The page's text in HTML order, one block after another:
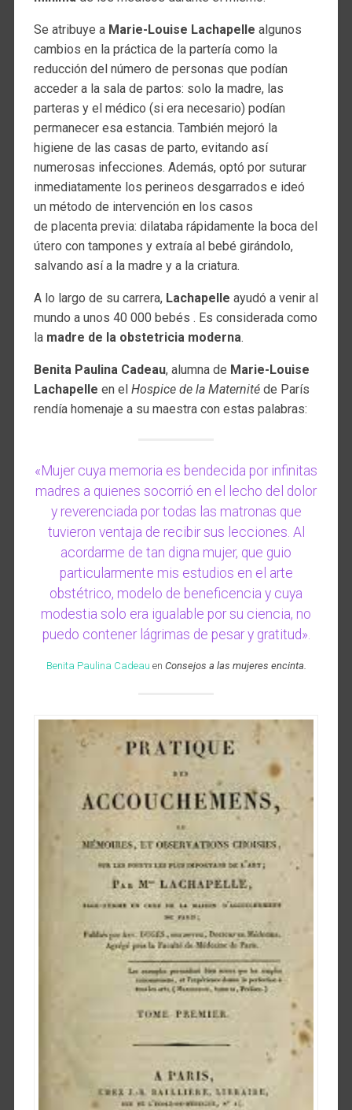
Se atribuye a Marie-Louise Lachapelle algunos
cambios en la práctica de la partería como la
reducción del número de personas que podían
acceder a la sala de partos: solo la madre, las
parteras y el médico (si era necesario) podían
permanecer esa estancia. También mejoró la
higiene de las casas de parto, evitando así
numerosas infecciones. Además, optó por suturar
inmediatamente los perineos desgarrados e ideó
un método de intervención en los casos
de placenta previa: dilataba rápidamente la boca del
útero con tampones y extraía al bebé girándolo,
salvando así a la madre y a la criatura.
A lo largo de su carrera, Lachapelle ayudó a venir al
mundo a unos 40 000 bebés . Es considerada como
la madre de la obstetricia moderna.
Benita Paulina Cadeau, alumna de Marie-Louise
Lachapelle en el Hospice de la Maternité de París
rendía homenaje a su maestra con estas palabras:
«Mujer cuya memoria es bendecida por infinitas
madres a quienes socorrió en el lecho del dolor
y reverenciada por todas las matronas que
tuvieron ventaja de recibir sus lecciones. Al
acordarme de tan digna mujer, que guio
particularmente mis estudios en el arte
obstétrico, modelo de beneficencia y cuya
modestia solo era igualable por su ciencia, no
puedo contener lágrimas de pesar y gratitud».
Benita Paulina Cadeau en Consejos a las mujeres encinta.